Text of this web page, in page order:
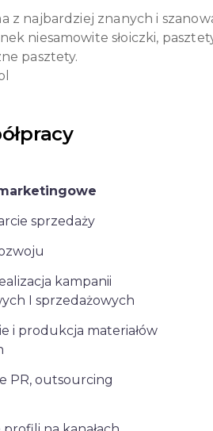
z najbardziej znanych i
niesamowite słoiczki,
pasztety.
sprzedaży
kampanii
I sprzedażowych
i produkcja materiałów
PR, outsourcing